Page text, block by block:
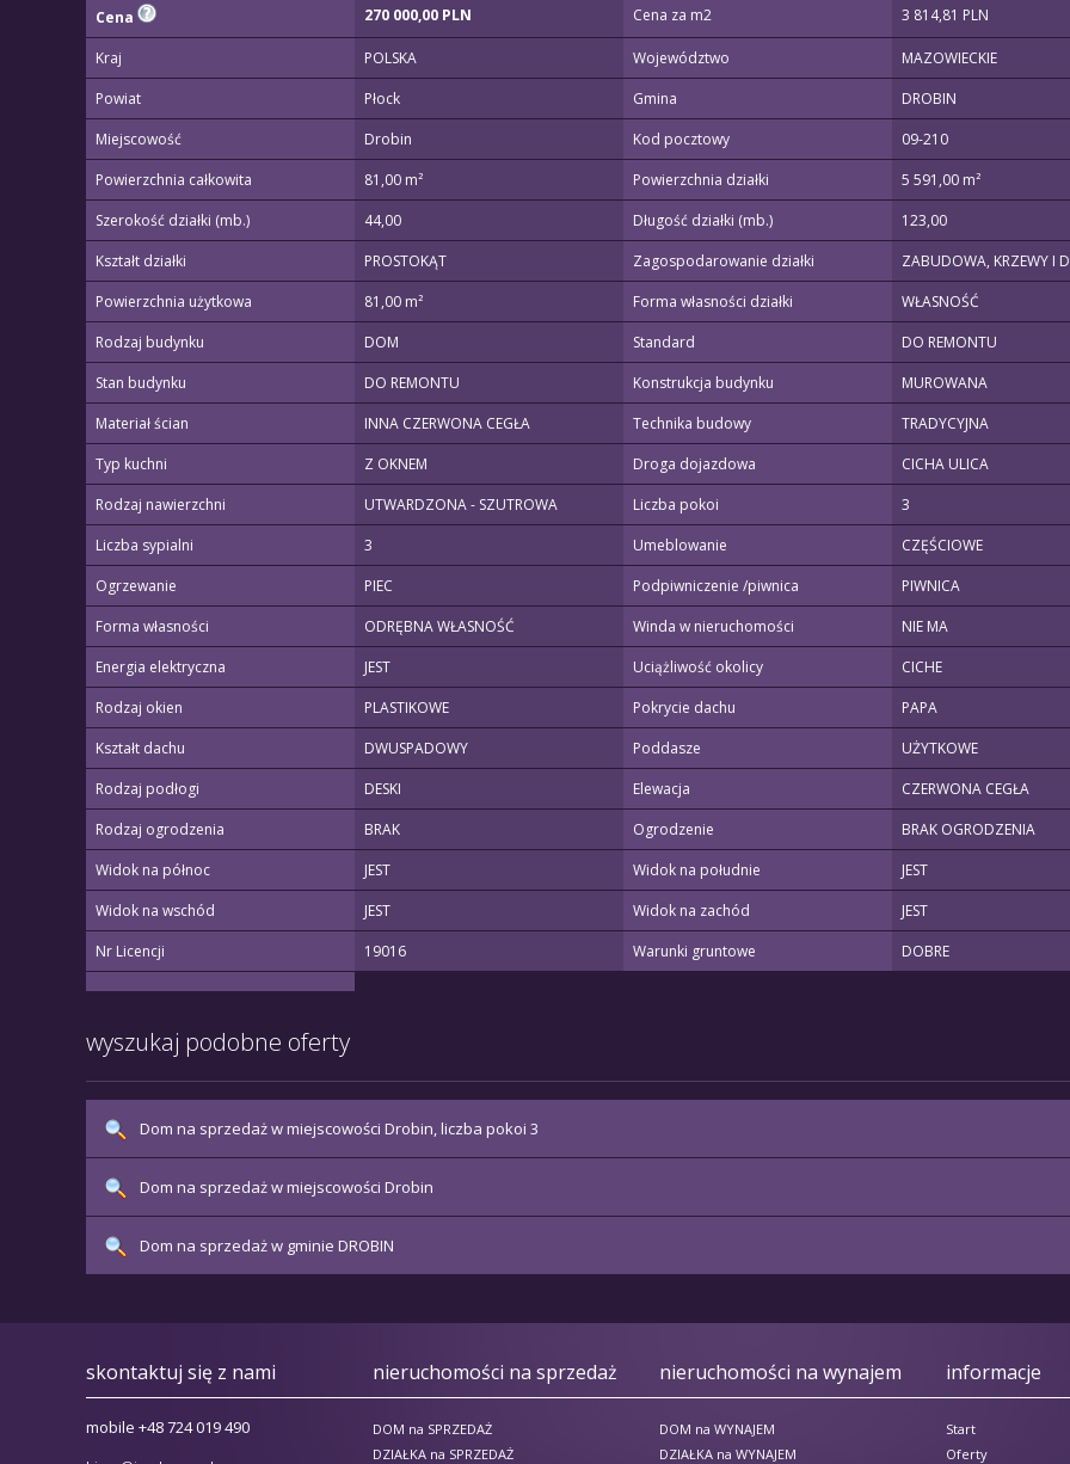
Cena 270 000,00 PLN Cena za m2 3 814,81 PLN
Kraj POLSKA Województwo
MAZOWIECKIE
Powiat
Płock Gmina
DROBIN
Miejscowość
Drobin Kod pocztowy
09-210
Powierzchnia całkowita
81,00 m² Powierzchnia działki
5 591,00 m²
Szerokość działki (mb.)
44,00 Długość działki (mb.)
123,00
Kształt działki
PROSTOKĄT Zagospodarowanie działki
ZABUDOWA, KRZEWY I
Powierzchnia użytkowa
81,00 m² Forma własności działki
WŁASNOŚĆ
Rodzaj budynku
DOM Standard
DO REMONTU
Stan budynku
DO REMONTU Konstrukcja budynku
MUROWANA
Materiał ścian
INNA CZERWONA CEGŁA Technika budowy
TRADYCYJNA
Typ kuchni
Z OKNEM Droga dojazdowa
CICHA ULICA
Rodzaj nawierzchni
UTWARDZONA - SZUTROWA Liczba pokoi
3
Liczba sypialni
3 Umeblowanie
CZĘŚCIOWE
Ogrzewanie
PIEC Podpiwniczenie /piwnica
PIWNICA
Forma własności
ODRĘBNA WŁASNOŚĆ Winda w nieruchomości
NIE MA
Energia elektryczna
JEST Uciążliwość okolicy
CICHE
Rodzaj okien
PLASTIKOWE Pokrycie dachu
PAPA
Kształt dachu
DWUSPADOWY Poddasze
UŻYTKOWE
Rodzaj podłogi
DESKI Elewacja
CZERWONA CEGŁA
Rodzaj ogrodzenia
BRAK Ogrodzenie
BRAK OGRODZENIA
Widok na północ
JEST Widok na południe
JEST
Widok na wschód
JEST Widok na zachód
JEST
Nr Licencji
19016 Warunki gruntowe DOBRE
wyszukaj podobne oferty
Dom na sprzedaż w miejscowości Drobin, liczba pokoi 3
Dom na sprzedaż w miejscowości Drobin
Dom na sprzedaż w gminie DROBIN
skontaktuj się z nami
mobile +48 724 019 490
nieruchomości na sprzedaż
DOM na SPRZEDAŻ
DZIAŁKA na SPRZEDAŻ
nieruchomości na wynajem
DOM na WYNAJEM
DZIAŁKA na WYNAJEM
informacje
Start
Oferty